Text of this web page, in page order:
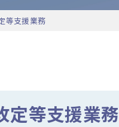
等支援業務
定等支援業務